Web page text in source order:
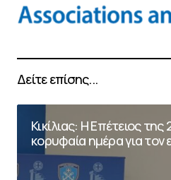
Δείτε επίσης...
Κικίλιας: Η Επέτειος
κορυφαία ημέρα για τον